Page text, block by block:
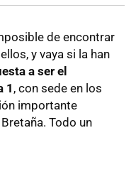
de encontrar
y vaya si la han
a ser el
1 , con sede en los
importante
Todo un